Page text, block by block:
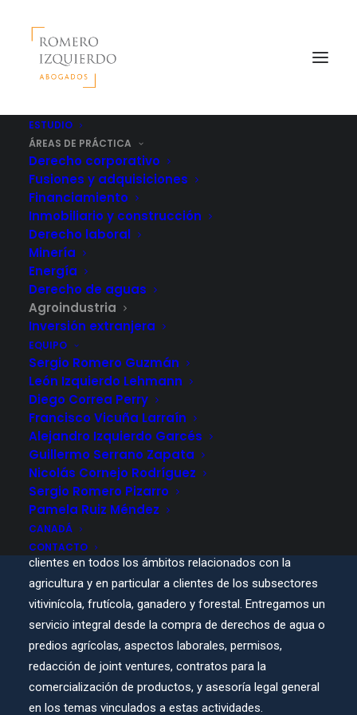
ESTUDIO
ÁREAS DE PRÁCTICA
Derecho corporativo
Fusiones y adquisiciones
Financiamiento
Inmobiliario y construcción
Derecho laboral
Minería
Energía
Derecho de aguas
Agroindustria
Inversión extranjera
EQUIPO
Sergio Romero Guzmán
León Izquierdo Lehmann
Diego Correa Perry
Francisco Vicuña Larraín
Alejandro Izquierdo Garcés
Guillermo Serrano Zapata
Nicolás Cornejo Rodríguez
Sergio Romero Pizarro
Pamela Ruiz Méndez
CANADÁ
CONTACTO
ÁREA DE PRÁCTICA
Agroindustria
Nuestro estudio tiene amplia experiencia asesorando a
clientes en todos los ámbitos relacionados con la
agricultura y en particular a clientes de los subsectores
vitivinícola, frutícola, ganadero y forestal. Entregamos un
servicio integral desde la compra de derechos de agua o
predios agrícolas, aspectos laborales, permisos,
redacción de joint ventures, contratos para la
comercialización de productos, y asesoría legal general
en los temas vinculados a estas actividades.